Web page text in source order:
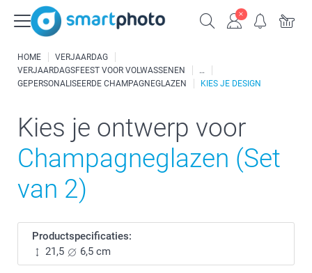
HOME
VERJAARDAG
VERJAARDAGSFEEST VOOR VOLWASSENEN
GEPERSONALISEERDE CHAMPAGNEGLAZEN
KIES JE DESIGN
Kies je ontwerp voor
Champagneglazen (Set
van 2)
Productspecificaties:
21,5
6,5 cm